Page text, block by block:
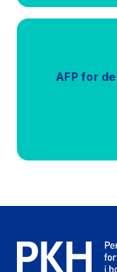
AFP for